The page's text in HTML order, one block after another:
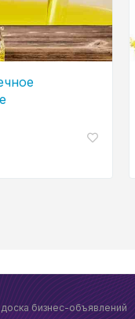
бизнес-объявлений